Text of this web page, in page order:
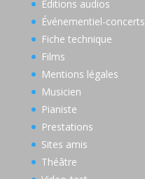
Éditions audios
Événementiel-concerts
Fiche technique
Films
Mentions légales
Musicien
Pianiste
Prestations
Sites amis
Théâtre